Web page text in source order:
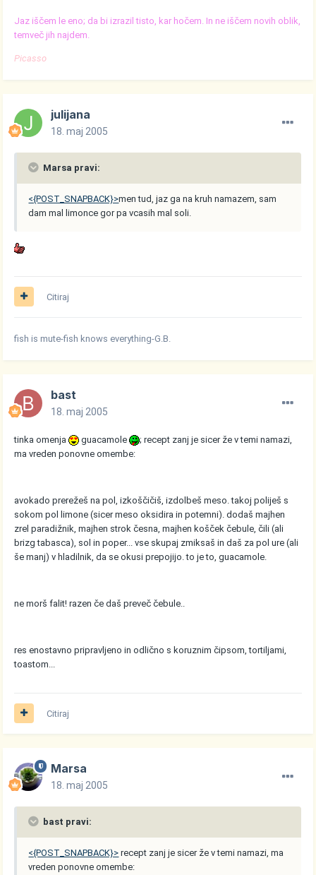
Jaz iščem le eno; da bi izrazil tisto, kar hočem. In ne iščem novih oblik,
temveč jih najdem.
Picasso
julijana
18. maj 2005
Marsa pravi:
<{POST_SNAPBACK}>men tud, jaz ga na kruh namazem, sam
dam mal limonce gor pa vcasih mal soli.
Citiraj
fish is mute-fish knows everything-G.B.
bast
18. maj 2005
tinka omenja guacamole
; recept zanj je sicer že v temi namazi,
ma vreden ponovne omembe:
avokado prerežeš na pol, izkoščičiš, izdolbeš meso. takoj poliješ s
sokom pol limone (sicer meso oksidira in potemni). dodaš majhen
zrel paradižnik, majhen strok česna, majhen košček čebule, čili (ali
brizg tabasca), sol in poper... vse skupaj zmiksaš in daš za pol ure (ali
še manj) v hladilnik, da se okusi prepojijo. to je to, guacamole.
ne morš falit! razen če daš preveč čebule..
res enostavno pripravljeno in odlično s koruznim čipsom, tortiljami,
toastom...
Citiraj
Marsa
18. maj 2005
bast pravi:
<{POST_SNAPBACK}> recept zanj je sicer že v temi namazi, ma
vreden ponovne omembe: